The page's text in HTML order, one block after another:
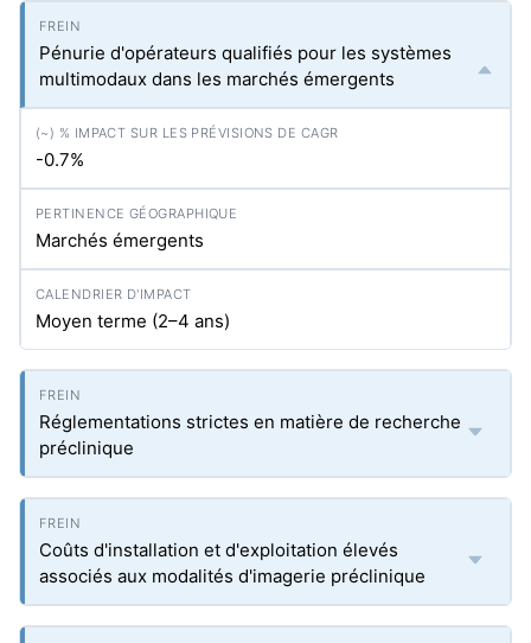
Pénurie d'opérateurs qualifiés pour les systèmes
multimodaux dans les marchés émergents
-0.7%
Marchés émergents
Moyen terme (2–4 ans)
Réglementations strictes en matière de recherche
préclinique
Coûts d'installation et d'exploitation élevés
associés aux modalités d'imagerie préclinique